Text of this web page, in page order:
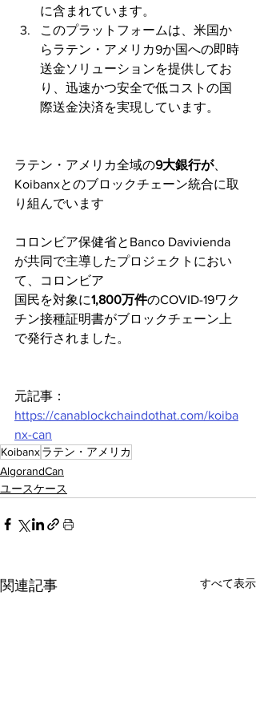
に含まれています。
このプラットフォームは、米国か
らラテン・アメリカ9か国への即時
送金ソリューションを提供してお
り、迅速かつ安全で低コストの国
際送金決済を実現しています。
ラテン・アメリカ全域の9大銀行が、
Koibanxとのブロックチェーン統合に取
り組んでいます
コロンビア保健省とBanco Davivienda
が共同で主導したプロジェクトにおい
て、コロンビア
国民を対象に1,800万件のCOVID-19ワク
チン接種証明書がブロックチェーン上
で発行されました。
元記事：
https://canablockchaindothat.com/koiba
nx-can
Koibanxラテン・アメリカ
AlgorandCan
ユースケース
関連記事 すべて表示